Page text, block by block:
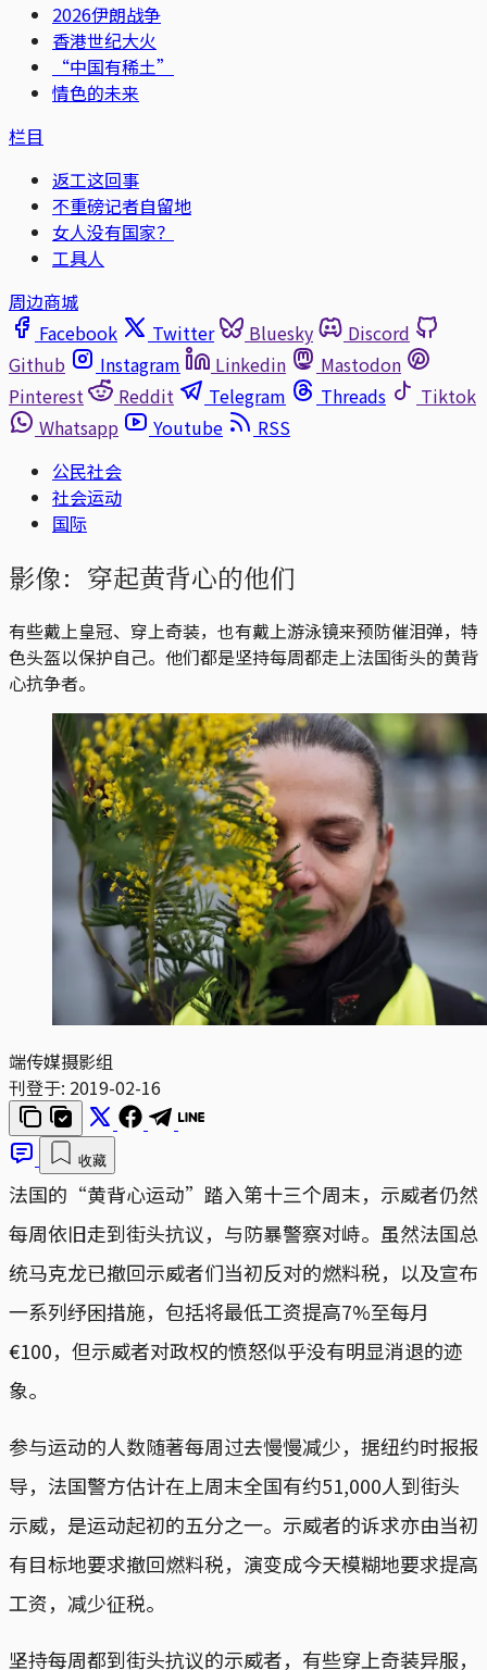
2026伊朗战争
香港世纪大火
“中国有稀土”
情色的未来
栏目
返工这回事
不重磅记者自留地
女人没有国家？
工具人
周边商城
Facebook
Twitter Bluesky
Discord
Github
Instagram Linkedin
Mastodon
Pinterest
Reddit Telegram Threads
Tiktok
Whatsapp
Youtube
RSS
公民社会
社会运动
国际
影像：穿起黄背心的他们
有些戴上皇冠、穿上奇装，也有戴上游泳镜来预防催泪弹，特
色头盔以保护自己。他们都是坚持每周都走上法国街头的黄背
心抗争者。
端传媒摄影组
刊登于: 2019-02-16
收藏
法国的“黄背心运动”踏入第十三个周末，示威者仍然
每周依旧走到街头抗议，与防暴警察对峙。虽然法国总
统马克龙已撤回示威者们当初反对的燃料税，以及宣布
一系列纾困措施，包括将最低工资提高7%至每月
€100，但示威者对政权的愤怒似乎没有明显消退的迹
象。
参与运动的人数随著每周过去慢慢减少，据纽约时报报
导，法国警方估计在上周末全国有约51,000人到街头
示威，是运动起初的五分之一。示威者的诉求亦由当初
有目标地要求撤回燃料税，演变成今天模糊地要求提高
工资，减少征税。
坚持每周都到街头抗议的示威者，有些穿上奇装异服，